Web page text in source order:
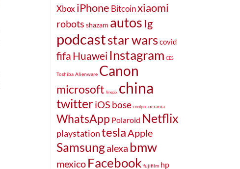
Xbox iPhone Bitcoinxiaomi
robots shazam autos Ig
podcaststar warscovid
fifa Huawei Instagram CES
Toshiba Alienware Canon
microsoft finepix china
twitteriOS bose coolpix ucrania
WhatsApp Polaroid Netflix
playstationteslaApple
Samsungalexa bmw
mexico Facebook fujifilm hp